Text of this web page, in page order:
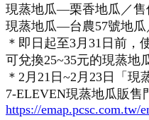
現蒸地瓜—栗香地瓜／售
現蒸地瓜—台農57號地瓜
＊即日起至3月31日前，
可兌換25~35元的現蒸地
＊2月21日~2月23日「現
7-ELEVEN現蒸地瓜販售
https://emap.pcsc.com.tw/